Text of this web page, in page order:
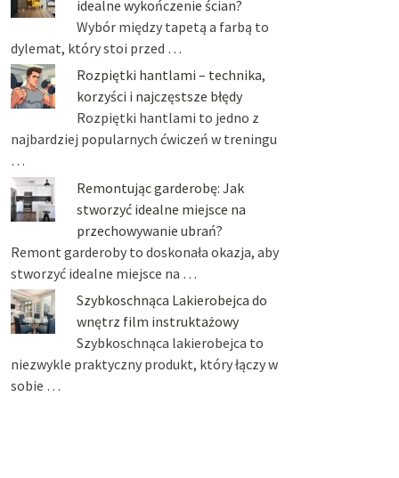
idealne wykończenie ścian?
Wybór między tapetą a farbą to
dylemat, który stoi przed …
Rozpiętki hantlami – technika,
korzyści i najczęstsze błędy
Rozpiętki hantlami to jedno z
najbardziej popularnych ćwiczeń w treningu
…
Remontując garderobę: Jak
stworzyć idealne miejsce na
przechowywanie ubrań?
Remont garderoby to doskonała okazja, aby
stworzyć idealne miejsce na …
Szybkoschnąca Lakierobejca do
wnętrz film instruktażowy
Szybkoschnąca lakierobejca to
niezwykle praktyczny produkt, który łączy w
sobie …